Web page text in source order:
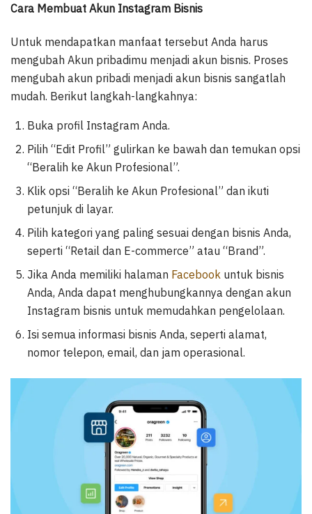
Cara Membuat Akun Instagram Bisnis
Untuk mendapatkan manfaat tersebut Anda harus
mengubah Akun pribadimu menjadi akun bisnis. Proses
mengubah akun pribadi menjadi akun bisnis sangatlah
mudah. Berikut langkah-langkahnya:
Buka profil Instagram Anda.
Pilih “Edit Profil” gulirkan ke bawah dan temukan opsi
“Beralih ke Akun Profesional”.
Klik opsi “Beralih ke Akun Profesional” dan ikuti
petunjuk di layar.
Pilih kategori yang paling sesuai dengan bisnis Anda,
seperti “Retail dan E-commerce” atau “Brand”.
Jika Anda memiliki halaman Facebook untuk bisnis
Anda, Anda dapat menghubungkannya dengan akun
Instagram bisnis untuk memudahkan pengelolaan.
Isi semua informasi bisnis Anda, seperti alamat,
nomor telepon, email, dan jam operasional.